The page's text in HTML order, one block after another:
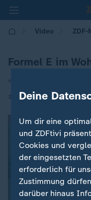
Video
Formel E im
von Volker Grube
12.05.2020 | 15:10
Deine
Um dir eine
und ZDFtivi
Cookies und
der eingesetzten
erforderlich für
Zustimmung
darüber hinaus